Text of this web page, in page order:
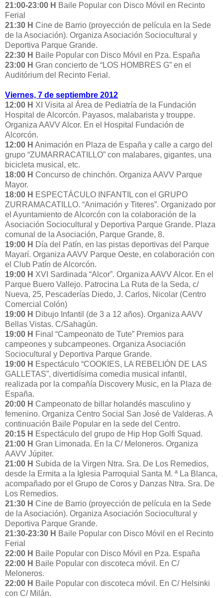
21:00-23:00 H Baile Popular con Disco Móvil en Recinto
Ferial
21:30 H Cine de Barrio (proyección de película en la Sede
de la Asociación). Organiza Asociación Sociocultural y
Deportiva Parque Grande.
22:30 H Baile Popular con Disco Móvil en Pza. España
23:00 H Gran concierto de “LOS HOMBRES G” en el
Auditórium del Recinto Ferial.
Viernes, 7 de septiembre 2012
12:00 H XI Visita al Área de Pediatría de la Fundación
Hospital de Alcorcón. Payasos, malabarista y trouppe.
Organiza AAVV Alcor. En el Hospital Fundación de
Alcorcón.
12:00 H Animación en Plaza de España y calle a cargo del
grupo “ZUMARRACATILLO” con malabares, gigantes, una
bicicleta musical, etc.
18:00 H Concurso de chinchón. Organiza AAVV Parque
Mayor.
18:00 H ESPECTÁCULO INFANTIL con el GRUPO
ZURRAMACATILLO. “Animación y Titeres”. Organizado por
el Ayuntamiento de Alcorcón con la colaboración de la
Asociación Sociocultural y Deportiva Parque Grande. Plaza
comunal de la Asociación, Parque Grande, 8.
19:00 H Día del Patín, en las pistas deportivas del Parque
Mayarí. Organiza AAVV Parque Oeste, en colaboración con
el Club Patín de Alcorcón.
19:00 H XVI Sardinada “Alcor”. Organiza AAVV Alcor. En el
Parque Buero Vallejo. Patrocina La Ruta de la Seda, c/
Nueva, 25, Pescaderías Diedo, J. Carlos, Nicolar (Centro
Comercial Colón)
19:00 H Dibujo Infantil (de 3 a 12 años). Organiza AAVV
Bellas Vistas. C/Sahagún.
19:00 H Final “Campeonato de Tute” Premios para
campeones y subcampeones. Organiza Asociación
Sociocultural y Deportiva Parque Grande.
19:00 H Espectáculo “COOKIES, LA REBELIÓN DE LAS
GALLETAS”, divertidísima comedia musical infantil,
realizada por la compañía Discovery Music, en la Plaza de
España.
20:00 H Campeonato de billar holandés masculino y
femenino. Organiza Centro Social San José de Valderas. A
continuación Baile Popular en la sede del Centro.
20:15 H Espectáculo del grupo de Hip Hop Golfi Squad.
21:00 H Gran Limonada. En la C/ Meloneros. Organiza
AAVV Júpiter.
21:00 H Subida de la Virgen Ntra. Sra. De Los Remedios,
desde la Ermita a la Iglesia Parroquial Santa M. ª La Blanca,
acompañado por el Grupo de Coros y Danzas Ntra. Sra. De
Los Remedios.
21:30 H Cine de Barrio (proyección de película en la Sede
de la Asociación). Organiza Asociación Sociocultural y
Deportiva Parque Grande.
21:30-23:30 H Baile Popular con Disco Móvil en el Recinto
Ferial
22:00 H Baile Popular con Disco Móvil en Pza. España
22:00 H Baile Popular con discoteca móvil. En C/
Meloneros.
22:00 H Baile Popular con discoteca móvil. En C/ Helsinki
con C/ Milán.